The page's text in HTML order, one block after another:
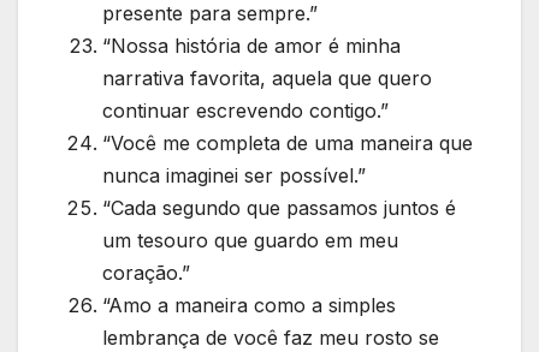
presente para sempre.”
“Nossa história de amor é minha
narrativa favorita, aquela que quero
continuar escrevendo contigo.”
“Você me completa de uma maneira que
nunca imaginei ser possível.”
“Cada segundo que passamos juntos é
um tesouro que guardo em meu
coração.”
“Amo a maneira como a simples
lembrança de você faz meu rosto se